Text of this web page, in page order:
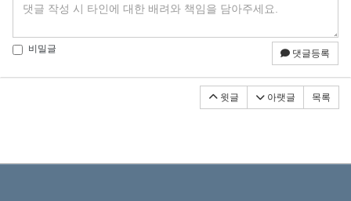
비밀글 댓글등록
윗글 아랫글 목록